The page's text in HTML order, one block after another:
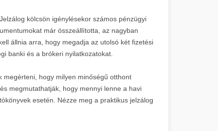
kölcsön igénylésekor számos pénzügyi
már összeállította, az nagyban
állnia arra, hogy megadja az utolsó két fizetési
banki és a brókeri nyilatkozatokat.
megérteni, hogy milyen minőségű otthont
megmutathatják, hogy mennyi lenne a havi
esetén. Nézze meg a praktikus jelzálog